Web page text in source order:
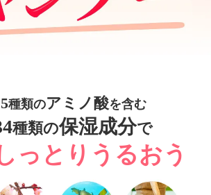
種類のアミノ酸を含む
種類の保湿成分で
っとりうるおう